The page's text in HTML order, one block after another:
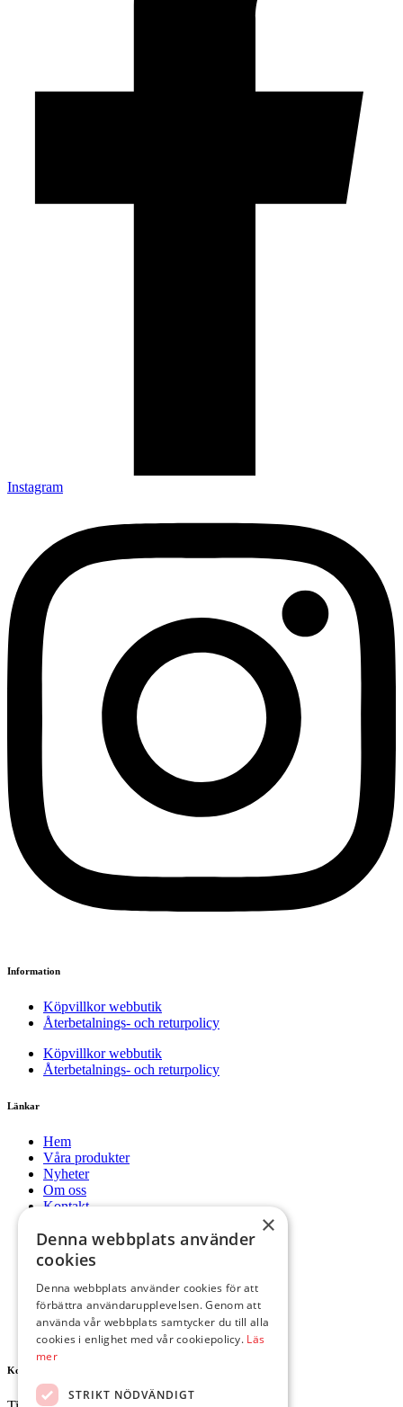
Instagram
Information
Köpvillkor webbutik
Återbetalnings- och returpolicy
Köpvillkor webbutik
Återbetalnings- och returpolicy
Länkar
Hem
Våra produkter
Nyheter
Om oss
Kontakt
Hem
Våra produkter
Nyheter
Om oss
Kontakt
Mitt konto
Kontakta oss
×
Denna webbplats använder
cookies
Denna webbplats använder cookies för att
förbättra användarupplevelsen. Genom att
använda vår webbplats samtycker du till alla
cookies i enlighet med vår cookiepolicy. Läs
mer
STRIKT NÖDVÄNDIGT